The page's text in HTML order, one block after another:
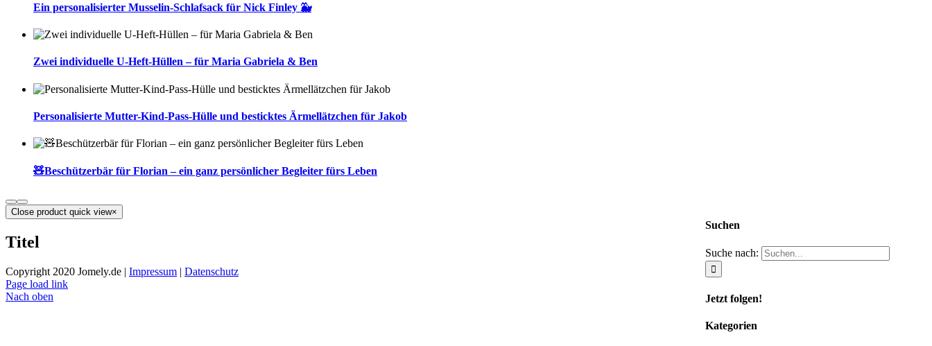
Ein personalisierter Musselin-Schlafsack für Nick Finley 🐳
Zwei individuelle U-Heft-Hüllen – für Maria Gabriela & Ben
Personalisierte Mutter-Kind-Pass-Hülle und besticktes Ärmellätzchen für Jakob
🧸Beschützerbär für Florian – ein ganz persönlicher Begleiter fürs Leben
Suchen
Suche nach:
Jetzt folgen!
Kategorien
Close product quick view×
Titel
Copyright 2020 Jomely.de | Impressum | Datenschutz
Page load link
Nach oben